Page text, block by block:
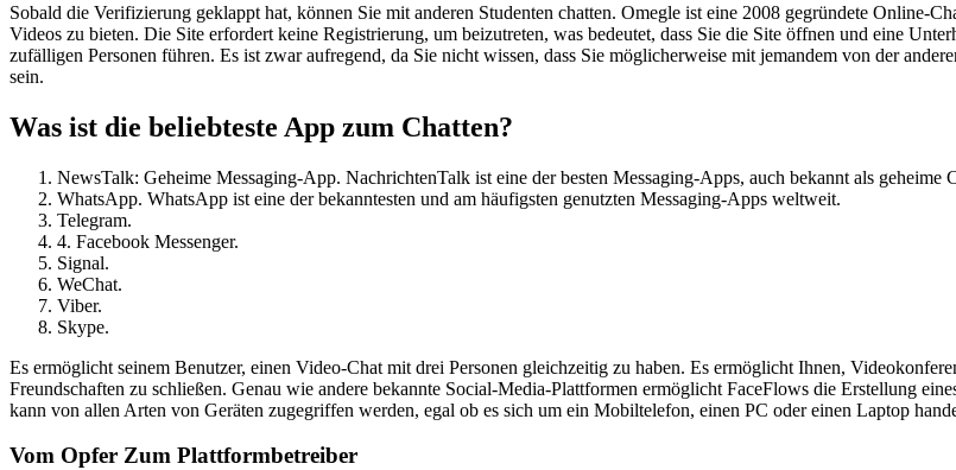
Sobald die Verifizierung geklappt hat, können Sie mit anderen Studenten chatten. Omegle ist eine 2008 gegründete Online-
Videos zu bieten. Die Site erfordert keine Registrierung, um beizutreten, was bedeutet, dass Sie die Site öffnen und eine
zufälligen Personen führen. Es ist zwar aufregend, da Sie nicht wissen, dass Sie möglicherweise mit jemandem von der
sein.
Was ist die beliebteste App zum Chatten?
NewsTalk: Geheime Messaging-App. NachrichtenTalk ist eine der besten Messaging-Apps, auch bekannt als geheime
WhatsApp. WhatsApp ist eine der bekanntesten und am häufigsten genutzten Messaging-Apps weltweit.
Telegram.
4. Facebook Messenger.
Signal.
WeChat.
Viber.
Skype.
Es ermöglicht seinem Benutzer, einen Video-Chat mit drei Personen gleichzeitig zu haben. Es ermöglicht Ihnen,
Freundschaften zu schließen. Genau wie andere bekannte Social-Media-Plattformen ermöglicht FaceFlows die Erstellung
kann von allen Arten von Geräten zugegriffen werden, egal ob es sich um ein Mobiltelefon, einen PC oder einen Laptop
Vom Opfer Zum Plattformbetreiber